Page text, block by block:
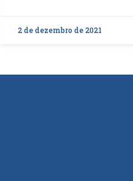
2 de dezembro de 2021